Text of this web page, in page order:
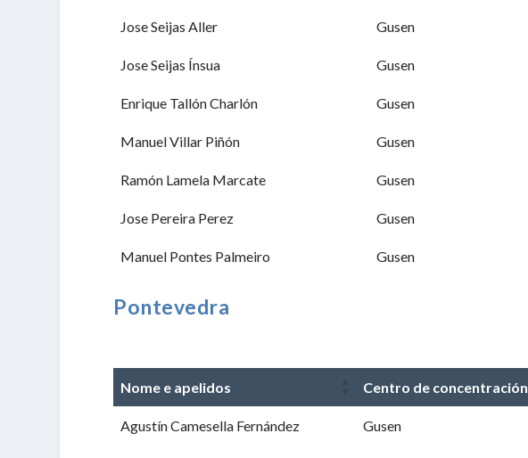
Jose Seijas Aller Gusen
Jose Seijas Ínsua Gusen
Enrique Tallón Charlón Gusen
Manuel Villar Piñón Gusen
Ramón Lamela Marcate Gusen
Jose Pereira Perez Gusen
Manuel Pontes Palmeiro Gusen
Pontevedra
Nome e apelidos Centro de concentración
Agustín Camesella Fernández Gusen